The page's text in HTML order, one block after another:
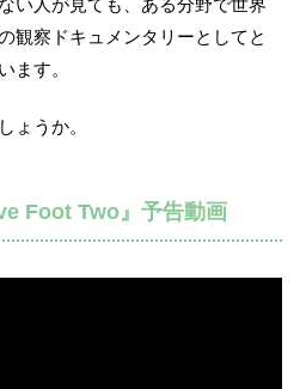
い人が見ても、ある分野で世界
観察ドキュメンタリーとしてと
ます。
ょうか。
Foot Two』予告動画